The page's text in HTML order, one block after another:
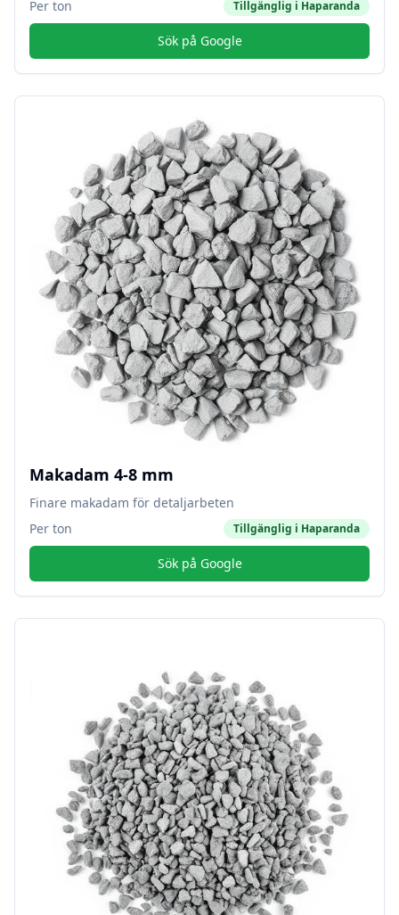
Per ton Tillgänglig i Haparanda
Sök på Google
Makadam 4-8 mm
Finare makadam för detaljarbeten
Per ton
Tillgänglig i Haparanda
Sök på Google